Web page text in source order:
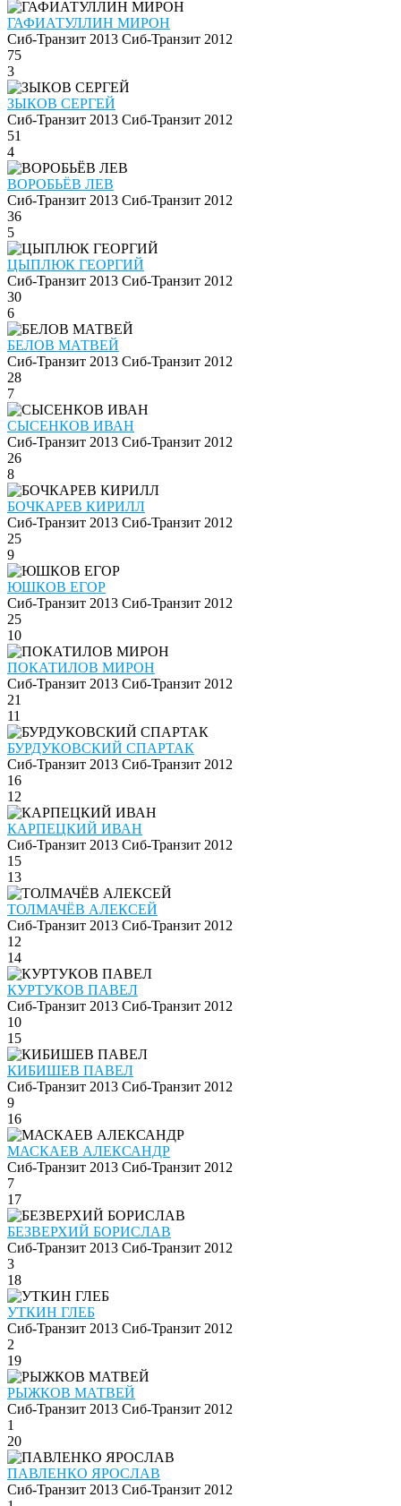
ГАФИАТУЛЛИН МИРОН
Сиб-Транзит 2013 Сиб-Транзит 2012
75
3
ЗЫКОВ СЕРГЕЙ
Сиб-Транзит 2013 Сиб-Транзит 2012
51
4
ВОРОБЬЁВ ЛЕВ
Сиб-Транзит 2013 Сиб-Транзит 2012
36
5
ЦЫПЛЮК ГЕОРГИЙ
Сиб-Транзит 2013 Сиб-Транзит 2012
30
6
БЕЛОВ МАТВЕЙ
Сиб-Транзит 2013 Сиб-Транзит 2012
28
7
СЫСЕНКОВ ИВАН
Сиб-Транзит 2013 Сиб-Транзит 2012
26
8
БОЧКАРЕВ КИРИЛЛ
Сиб-Транзит 2013 Сиб-Транзит 2012
25
9
ЮШКОВ ЕГОР
Сиб-Транзит 2013 Сиб-Транзит 2012
25
10
ПОКАТИЛОВ МИРОН
Сиб-Транзит 2013 Сиб-Транзит 2012
21
11
БУРДУКОВСКИЙ СПАРТАК
Сиб-Транзит 2013 Сиб-Транзит 2012
16
12
КАРПЕЦКИЙ ИВАН
Сиб-Транзит 2013 Сиб-Транзит 2012
15
13
ТОЛМАЧЁВ АЛЕКСЕЙ
Сиб-Транзит 2013 Сиб-Транзит 2012
12
14
КУРТУКОВ ПАВЕЛ
Сиб-Транзит 2013 Сиб-Транзит 2012
10
15
КИБИШЕВ ПАВЕЛ
Сиб-Транзит 2013 Сиб-Транзит 2012
9
16
МАСКАЕВ АЛЕКСАНДР
Сиб-Транзит 2013 Сиб-Транзит 2012
7
17
БЕЗВЕРХИЙ БОРИСЛАВ
Сиб-Транзит 2013 Сиб-Транзит 2012
3
18
УТКИН ГЛЕБ
Сиб-Транзит 2013 Сиб-Транзит 2012
2
19
РЫЖКОВ МАТВЕЙ
Сиб-Транзит 2013 Сиб-Транзит 2012
1
20
ПАВЛЕНКО ЯРОСЛАВ
Сиб-Транзит 2013 Сиб-Транзит 2012